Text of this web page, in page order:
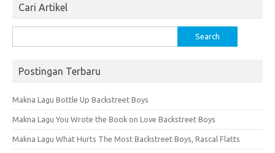
Cari Artikel
for:
Postingan Terbaru
Makna Lagu Bottle Up Backstreet Boys
Makna Lagu You Wrote the Book on Love Backstreet Boys
Makna Lagu What Hurts The Most Backstreet Boys, Rascal Flatts